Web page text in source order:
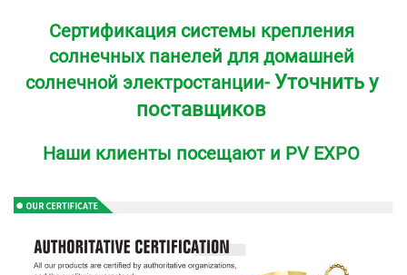
Сертификация системы крепления
солнечных панелей для домашней
солнечной электростанции- Уточнить у
поставщиков
Наши клиенты посещают и PV EXPO